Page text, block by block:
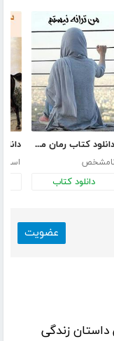
دانلود کتاب رمان من ترانه نیستم
دانلود کتاب
عضویت
داستان زندگی